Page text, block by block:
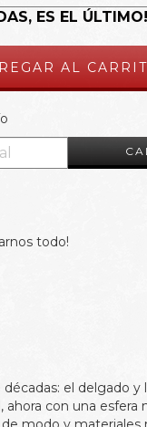
ES EL ÚLTIMO!
todo!
el delgado y
ahora con una esfera